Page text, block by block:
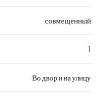
совмещенный
1
Во двор и на улицу